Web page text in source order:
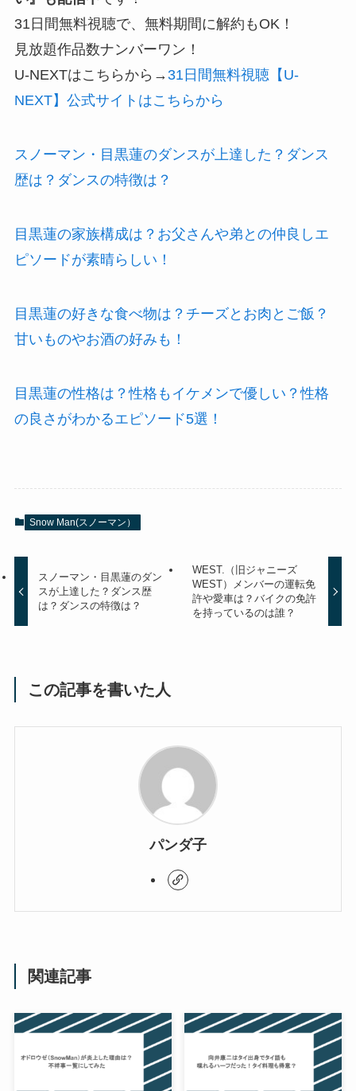
31日間無料視聴で、無料期間に解約もOK！
見放題作品数ナンバーワン！
U-NEXTはこちらから→ 31日間無料視聴【U-
NEXT】公式サイトはこちらから
スノーマン・目黒蓮のダンスが上達した？ダンス
歴は？ダンスの特徴は？
目黒蓮の家族構成は？お父さんや弟との仲良しエ
ピソードが素晴らしい！
目黒蓮の好きな食べ物は？チーズとお肉とご飯？
甘いものやお酒の好みも！
目黒蓮の性格は？性格もイケメンで優しい？性格
の良さがわかるエピソード5選！
Snow Man(スノーマン）
スノーマン・目黒蓮のダン
スが上達した？ダンス歴
は？ダンスの特徴は？
WEST.（旧ジャニーズ
WEST）メンバーの運転免
許や愛車は？バイクの免許
を持っているのは誰？
この記事を書いた人
パンダ子
関連記事